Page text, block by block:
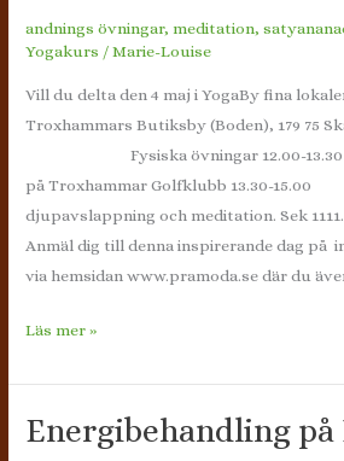
andnings övningar, meditation,
Yogakurs /Marie-Louise
Vill du delta den 4 maj i YogaBy fina
Troxhammars Butiksby (Boden), 179 75
Fysiska övningar
på Troxhammar Golfklubb
djupavslappning och meditation. Sek
Anmäl dig till denna inspirerande dag på
via hemsidan www.pramoda.se där du
En
fylld
av
utforskade
Läs mer »
Energibehandling på